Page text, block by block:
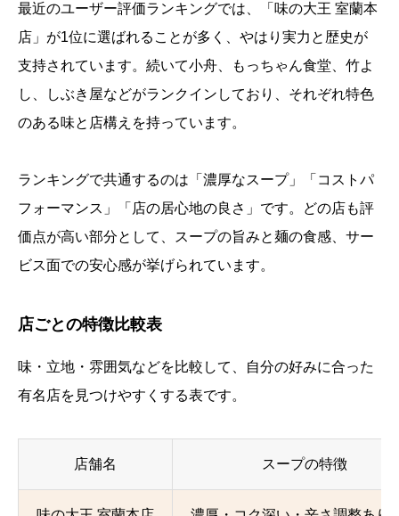
最近のユーザー評価ランキングでは、「味の大王 室蘭本
店」が1位に選ばれることが多く、やはり実力と歴史が
支持されています。続いて小舟、もっちゃん食堂、竹よ
し、しぶき屋などがランクインしており、それぞれ特色
のある味と店構えを持っています。
ランキングで共通するのは「濃厚なスープ」「コストパ
フォーマンス」「店の居心地の良さ」です。どの店も評
価点が高い部分として、スープの旨みと麺の食感、サー
ビス面での安心感が挙げられています。
店ごとの特徴比較表
味・立地・雰囲気などを比較して、自分の好みに合った
有名店を見つけやすくする表です。
店舗名 スープの特徴